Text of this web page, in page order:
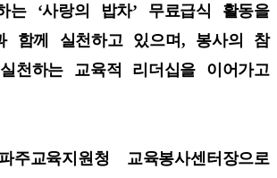
는 ‘사랑의 밥차’ 무료급식 활동을
함께 실천하고 있으며, 봉사의 참
천하는 교육적 리더십을 이어가고
교육지원청 교육봉사센터장으로